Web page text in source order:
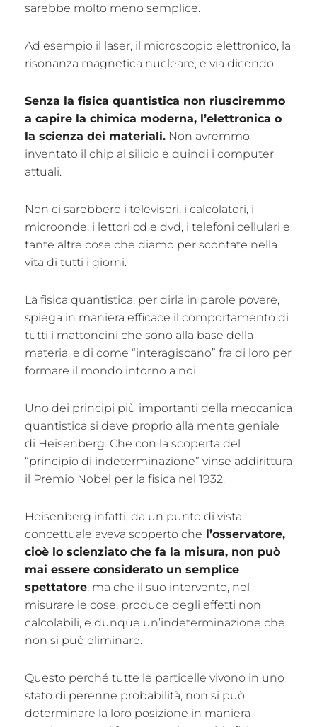
sarebbe molto meno semplice.
Ad esempio il laser, il microscopio elettronico, la
risonanza magnetica nucleare, e via dicendo.
Senza la fisica quantistica non riusciremmo
a capire la chimica moderna, l’elettronica o
la scienza dei materiali. Non avremmo
inventato il chip al silicio e quindi i computer
attuali.
Non ci sarebbero i televisori, i calcolatori, i
microonde, i lettori cd e dvd, i telefoni cellulari e
tante altre cose che diamo per scontate nella
vita di tutti i giorni.
La fisica quantistica, per dirla in parole povere,
spiega in maniera efficace il comportamento di
tutti i mattoncini che sono alla base della
materia, e di come “interagiscano” fra di loro per
formare il mondo intorno a noi.
Uno dei principi più importanti della meccanica
quantistica si deve proprio alla mente geniale
di Heisenberg. Che con la scoperta del
“principio di indeterminazione” vinse addirittura
il Premio Nobel per la fisica nel 1932.
Heisenberg infatti, da un punto di vista
concettuale aveva scoperto che l’osservatore,
cioè lo scienziato che fa la misura, non può
mai essere considerato un semplice
spettatore, ma che il suo intervento, nel
misurare le cose, produce degli effetti non
calcolabili, e dunque un’indeterminazione che
non si può eliminare.
Questo perché tutte le particelle vivono in uno
stato di perenne probabilità, non si può
determinare la loro posizione in maniera